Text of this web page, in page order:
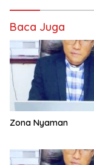
Baca Juga
Zona Nyaman